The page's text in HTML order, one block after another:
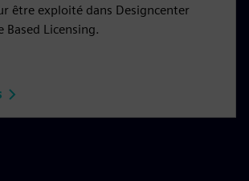
être exploité dans Designcenter
Based Licensing.